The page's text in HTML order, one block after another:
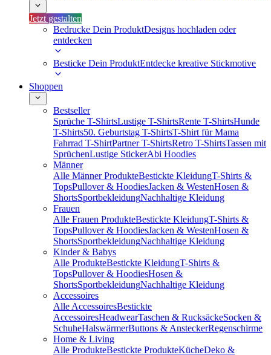
Jetzt gestalten
Bedrucke Dein ProduktDesigns hochladen oder
entdecken
Besticke Dein ProduktEntdecke kreative Stickmotive
Shoppen
Bestseller
Sprüche T-ShirtsLustige T-ShirtsRente T-ShirtsHunde
T-Shirts50. Geburtstag T-ShirtsT-Shirt für Mama
Fahrrad T-ShirtPartner T-ShirtsRetro T-ShirtsTassen mit
SprüchenLustige StickerAbi Hoodies
Männer
Alle Männer ProdukteBestickte KleidungT-Shirts &
TopsPullover & HoodiesJacken & WestenHosen &
ShortsSportbekleidungNachhaltige Kleidung
Frauen
Alle Frauen ProdukteBestickte KleidungT-Shirts &
TopsPullover & HoodiesJacken & WestenHosen &
ShortsSportbekleidungNachhaltige Kleidung
Kinder & Babys
Alle ProdukteBestickte KleidungT-Shirts &
TopsPullover & HoodiesHosen &
ShortsSportbekleidungNachhaltige Kleidung
Accessoires
Alle AccessoiresBestickte
AccessoiresHeadwearTaschen & RucksäckeSocken &
SchuheHalswärmerButtons & AnsteckerRegenschirme
Home & Living
Alle ProdukteBestickte ProdukteKücheDeko &